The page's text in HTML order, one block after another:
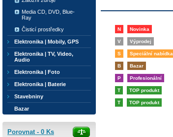
N Novinka
V Výprodej
S Speciální nabídka
B Bazar
P Profesionální
T TOP produkt
T TOP produkt
Media CD, DVD, Blue-
Ray
Čisticí prostředky
Elektronika | Mobily, GPS
Elektronika | TV, Video,
Audio
Elektronika | Foto
Elektronika | Baterie
Stavebniny
Bazar
Porovnat - 0 Ks